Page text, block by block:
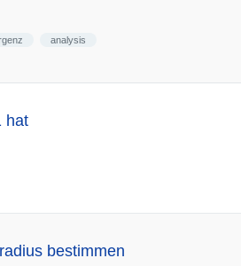
analysis
hat
bestimmen